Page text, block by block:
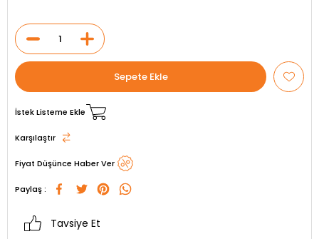
İstek Listeme Ekle
Karşılaştır
Fiyat Düşünce Haber Ver
Paylaş :
Tavsiye Et